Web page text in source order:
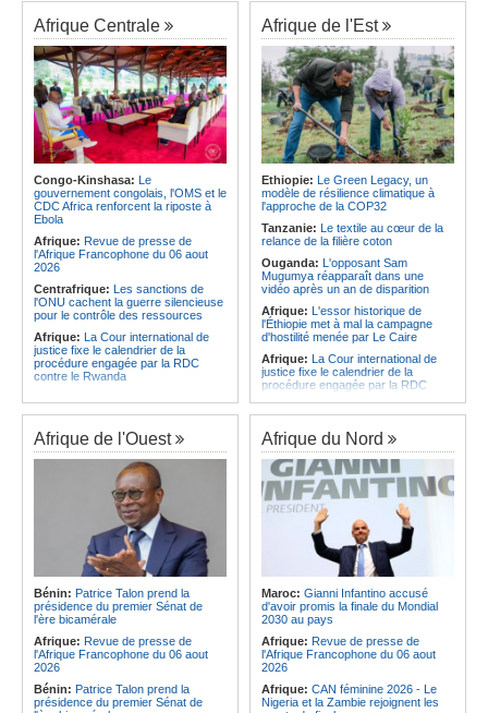
Afrique:Pourquoi l'avenir du textile
africain est bien plus prometteur que
ne le laissent penser les chiffres
Afrique:L'essor historique de
l'Éthiopie met à mal la campagne
d'hostilité menée par Le Caire
Afrique:La Cour international de
justice fixe le calendrier de la
procédure engagée par la RDC
contre le Rwanda
Afrique:Ligue des Champions de la
CAF - L'Espérance exemptée au
premier tour, le Club Africain hérite
du Djoliba AC
Afrique: Un consortium européen
développe un modèle de production
novateur pour les ingrédients
opportunité pour le pays
Afrique:CAN féminine - La Côte
d'Ivoire affrontera l'Algérie et le
Maroc fera face à l'Afrique du Sud
en quarts
Afrique: Revue de presse de
l'Afrique francophone du 05 août
2026
Afrique:L'Angola et l'UA préparent
le sommet sur la prévention et la
résolution des conflits
Angola:Le paiement échelonné
des services touristiques démarre
ce jeudi
Angola:Jiu-jitsu - Le pays
décroche une troisième médaille à
Afrique Centrale
Congo-Kinshasa: Le
gouvernement congolais, l'OMS et le
CDC Africa renforcent la riposte à
Ebola
Afrique: Revue de presse de
l'Afrique Francophone du 06 aout
2026
Centrafrique: Les sanctions de
l'ONU cachent la guerre silencieuse
pour le contrôle des ressources
Afrique: La Cour international de
justice fixe le calendrier de la
procédure engagée par la RDC
contre le Rwanda
Congo-Kinshasa:Plan stratégique
triennal 2026-2028 - L'IGF place la
digitalisation au coeur des réformes
Congo-Kinshasa:RDC - Félix
Tshisekedi place le CEFOCK au
coeur de bataille de l'appropriation
du Génocost !
Congo-Kinshasa: Matadi - Le
Kongo Central lance la campagne
de sensibilisation au deuxième
Recensement général de la
population et de l'habitat
Congo-Kinshasa: Le VPM Shabani
remet aux organisations politiques la
directive ministérielle de l'année
politique 2026
Congo-Kinshasa:Gratien de
Afrique de l'Est
Ethiopie: Le Green Legacy, un
modèle de résilience climatique à
l'approche de la COP32
Tanzanie: Le textile au cœur de la
relance de la filière coton
Ouganda: L'opposant Sam
Mugumya réapparaît dans une
vidéo après un an de disparition
Afrique: L'essor historique de
l'Éthiopie met à mal la campagne
d'hostilité menée par Le Caire
Afrique: La Cour international de
justice fixe le calendrier de la
procédure engagée par la RDC
Ethiopie:Addis-Abeba - L'église
d'Afrique lance officiellement son
'cheminement' vers la grande
Assemblée de 2028
Afrique de l'Est: Le pari du régime
érythréen - Pousser le Tigray vers
une zone tampon dans le cadre
d'une nouvelle guerre par
procuration
Ethiopie:Le Premier ministre Abiy
inaugure le nouveau terminal de
l'aéroport international de Bahir Dar
Afrique:La Croix-Rouge
éthiopienne appelle à une
mobilisation accrue des ressources
locales en Afrique
Afrique de l'Est:
les moyens, entraver la coopération
équitable par tous les moyens
Afrique de l'Ouest
Bénin: Patrice Talon prend la
présidence du premier Sénat de
l'ère bicamérale
Afrique: Revue de presse de
l'Afrique Francophone du 06 aout
2026
Bénin: Patrice Talon prend la
présidence du premier Sénat de
Afrique du Nord
Maroc: Gianni Infantino accusé
d'avoir promis la finale du Mondial
2030 au pays
Afrique: Revue de presse de
l'Afrique Francophone du 06 aout
2026
Afrique: CAN féminine 2026 - Le
Nigeria et la Zambie rejoignent les